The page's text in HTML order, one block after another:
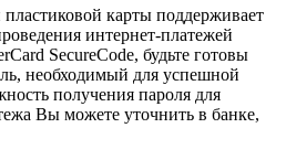
карты поддерживает
интернет-платежей
SecureCode, будьте готовы
необходимый для успешной
получения пароля для
Вы можете уточнить в банке,